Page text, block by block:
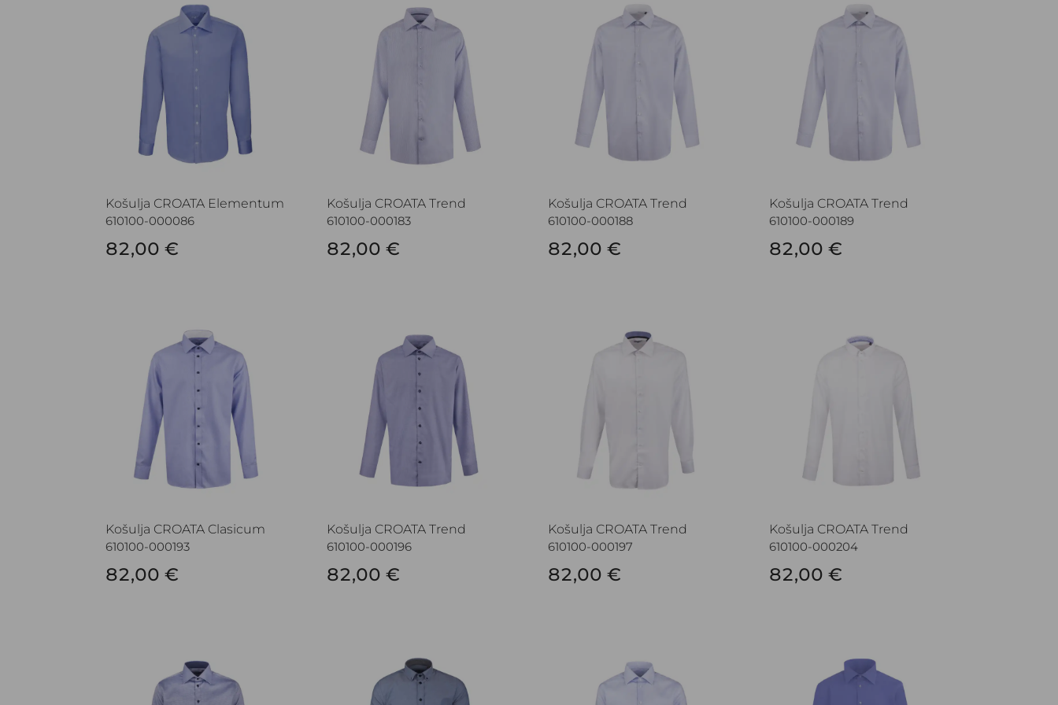
Košulja CROATA Elementum
610100-000086
82,00 €
Košulja CROATA Trend
610100-000183
82,00 €
Košulja CROATA Trend
610100-000188
82,00 €
Košulja CROATA Trend
610100-000189
82,00 €
Košulja CROATA Clasicum
610100-000193
82,00 €
Košulja CROATA Trend
610100-000196
82,00 €
Košulja CROATA Trend
610100-000197
82,00 €
Košulja CROATA Trend
610100-000204
82,00 €